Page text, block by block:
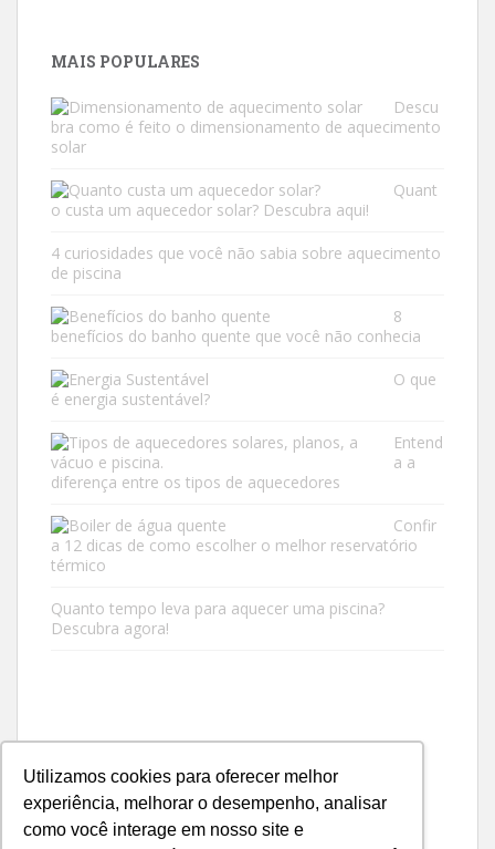
Utilizamos cookies para oferecer melhor
experiência, melhorar o desempenho, analisar
como você interage em nosso site e
MAIS POPULARES
Descu
bra como é feito o dimensionamento de aquecimento
solar
Quant
o custa um aquecedor solar? Descubra aqui!
4 curiosidades que você não sabia sobre aquecimento
de piscina
8
benefícios do banho quente que você não conhecia
O que
é energia sustentável?
Entend
a a
diferença entre os tipos de aquecedores
Confir
a 12 dicas de como escolher o melhor reservatório
térmico
Quanto tempo leva para aquecer uma piscina?
Descubra agora!